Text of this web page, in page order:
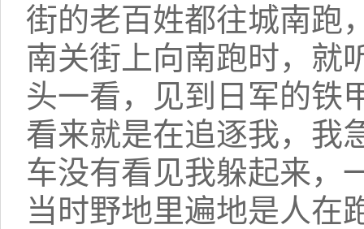
街的老百姓都往城南跑
南关街上向南跑时，就
头一看，见到日军的铁
看来就是在追逐我，我
车没有看见我躲起来，
当时野地里遍地是人在